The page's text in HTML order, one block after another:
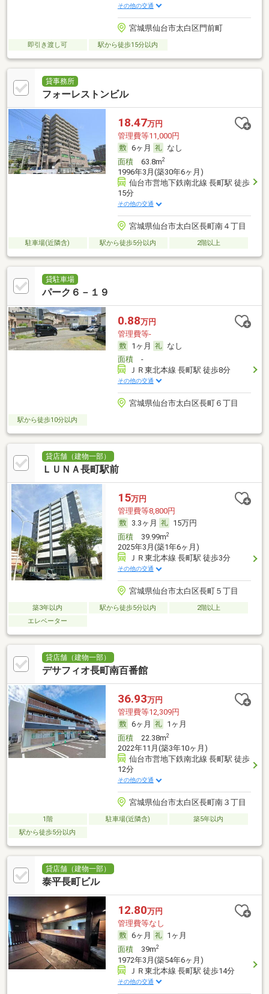
その他の交通
宮城県仙台市太白区門前町
即引き渡し可 駅から徒歩15分以内
貸事務所
フォーレストンビル
18.47万円
管理費等11,000円
6ヶ月
なし
面積63.8m2
1996年3月(築30年6ヶ月)
仙台市営地下鉄南北線 長町駅 徒歩
15分
その他の交通
宮城県仙台市太白区長町南４丁目
駐車場(近隣含) 駅から徒歩5分以内 2階以上
貸駐車場
パーク６－１９
0.88万円
管理費等-
1ヶ月
なし
面積-
ＪＲ東北本線 長町駅 徒歩8分
その他の交通
宮城県仙台市太白区長町６丁目
駅から徒歩10分以内
貸店舗（建物一部）
ＬＵＮＡ長町駅前
15万円
管理費等8,800円
3.3ヶ月
15万円
面積39.99m2
2025年3月(築1年6ヶ月)
ＪＲ東北本線 長町駅 徒歩3分
その他の交通
宮城県仙台市太白区長町５丁目
築3年以内 駅から徒歩5分以内
2階以上
エレベーター
貸店舗（建物一部）
デサフィオ長町南百番館
36.93万円
管理費等12,309円
6ヶ月
1ヶ月
面積22.38m2
2022年11月(築3年10ヶ月)
仙台市営地下鉄南北線 長町駅 徒歩
12分
その他の交通
宮城県仙台市太白区長町南３丁目
1階 駐車場(近隣含)
築5年以内
駅から徒歩5分以内
貸店舗（建物一部）
泰平長町ビル
12.80万円
管理費等なし
6ヶ月
1ヶ月
面積39m2
1972年3月(築54年6ヶ月)
ＪＲ東北本線 長町駅 徒歩14分
その他の交通